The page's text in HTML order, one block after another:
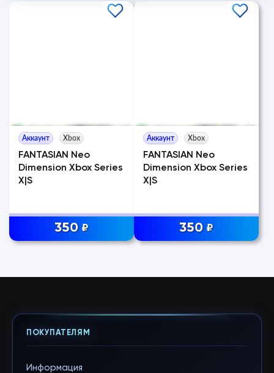
Аккаунт Xbox
FANTASIAN Neo
Dimension Xbox Series
X|S
350 ₽
Аккаунт Xbox
FANTASIAN Neo
Dimension Xbox Series
X|S
350 ₽
ПОКУПАТЕЛЯМ
Информация